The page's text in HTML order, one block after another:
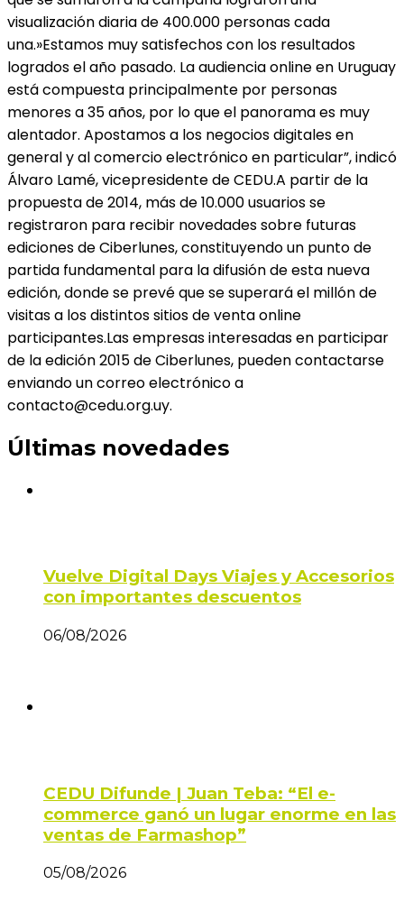
visualización diaria de 400.000 personas cada
una.»Estamos muy satisfechos con los resultados
logrados el año pasado. La audiencia online en Uruguay
está compuesta principalmente por personas
menores a 35 años, por lo que el panorama es muy
alentador. Apostamos a los negocios digitales en
general y al comercio electrónico en particular”, indicó
Álvaro Lamé, vicepresidente de CEDU.A partir de la
propuesta de 2014, más de 10.000 usuarios se
registraron para recibir novedades sobre futuras
ediciones de Ciberlunes, constituyendo un punto de
partida fundamental para la difusión de esta nueva
edición, donde se prevé que se superará el millón de
visitas a los distintos sitios de venta online
participantes.Las empresas interesadas en participar
de la edición 2015 de Ciberlunes, pueden contactarse
enviando un correo electrónico a
contacto@cedu.org.uy.
Últimas novedades
Vuelve Digital Days Viajes y Accesorios
con importantes descuentos
06/08/2026
CEDU Difunde | Juan Teba: “El e-
commerce ganó un lugar enorme en las
ventas de Farmashop”
05/08/2026